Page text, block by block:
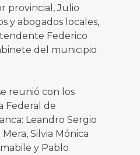
provincial, Julio
y abogados locales,
Federico
del municipio
reunió con los
Federal de
Leandro Sergio
Silvia Mónica
y Pablo